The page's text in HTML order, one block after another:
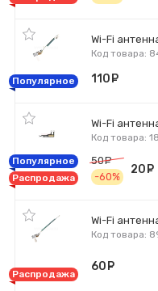
Wi-Fi
Код товара:
Популярное 110
Wi-Fi
Код товара:
Популярное
Распродажа
50
-60%
20
Wi-Fi
Код товара:
Распродажа
60